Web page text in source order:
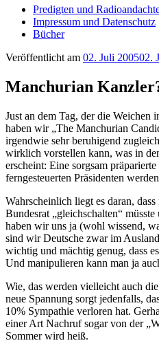
Predigten und
Impressum und Datenschutz
Bücher
Veröffentlicht am 02. Juli 200502.
Manchurian
Just an dem Tag, der die Weichen
haben wir „The Manchurian
irgendwie sehr beruhigend
wirklich vorstellen kann, was in
erscheint: Eine sorgsam
ferngesteuerten Präsidenten
Wahrscheinlich liegt es daran,
Bundesrat „gleichschalten“
haben wir uns ja (wohl wissend,
sind wir Deutsche zwar im
wichtig und mächtig genug, dass
Und manipulieren kann man ja
Wie, das werden vielleicht auch
neue Spannung sorgt jedenfalls,
10% Sympathie verloren hat.
einer Art Nachruf sogar von der
Sommer wird heiß.